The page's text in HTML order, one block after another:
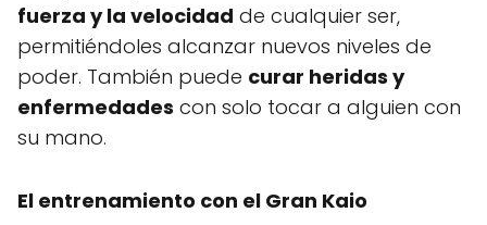
fuerza y la velocidad de cualquier ser,
permitiéndoles alcanzar nuevos niveles de
poder. También puede curar heridas y
enfermedades con solo tocar a alguien con
su mano.
El entrenamiento con el Gran Kaio